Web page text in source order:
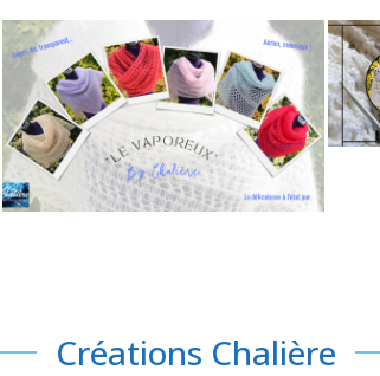
Créations Chalière